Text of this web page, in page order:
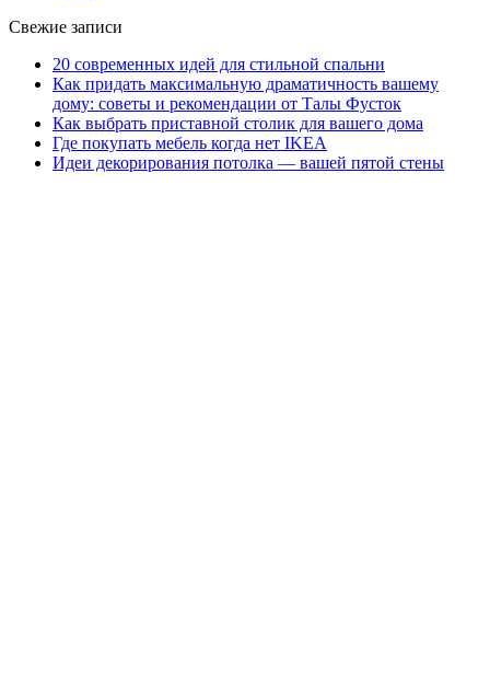
Свежие записи
20 современных идей для стильной спальни
Как придать максимальную драматичность вашему
дому: советы и рекомендации от Талы Фусток
Как выбрать приставной столик для вашего дома
Где покупать мебель когда нет IKEA
Идеи декорирования потолка — вашей пятой стены